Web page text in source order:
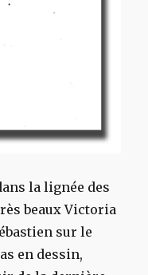
la lignée des
beaux Victoria
sur le
en dessin,